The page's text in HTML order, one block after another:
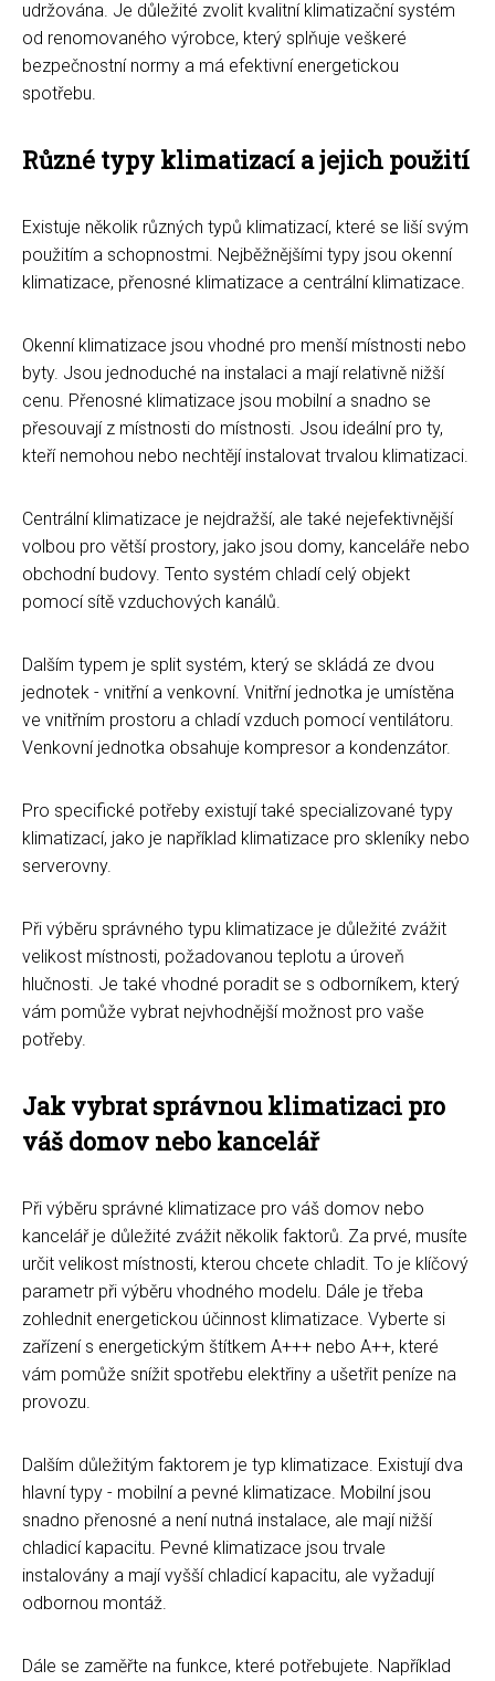
udržována. Je důležité zvolit kvalitní klimatizační systém
od renomovaného výrobce, který splňuje veškeré
bezpečnostní normy a má efektivní energetickou
spotřebu.
Různé typy klimatizací a jejich použití
Existuje několik různých typů klimatizací, které se liší svým
použitím a schopnostmi. Nejběžnějšími typy jsou okenní
klimatizace, přenosné klimatizace a centrální klimatizace.
Okenní klimatizace jsou vhodné pro menší místnosti nebo
byty. Jsou jednoduché na instalaci a mají relativně nižší
cenu. Přenosné klimatizace jsou mobilní a snadno se
přesouvají z místnosti do místnosti. Jsou ideální pro ty,
kteří nemohou nebo nechtějí instalovat trvalou klimatizaci.
Centrální klimatizace je nejdražší, ale také nejefektivnější
volbou pro větší prostory, jako jsou domy, kanceláře nebo
obchodní budovy. Tento systém chladí celý objekt
pomocí sítě vzduchových kanálů.
Dalším typem je split systém, který se skládá ze dvou
jednotek - vnitřní a venkovní. Vnitřní jednotka je umístěna
ve vnitřním prostoru a chladí vzduch pomocí ventilátoru.
Venkovní jednotka obsahuje kompresor a kondenzátor.
Pro specifické potřeby existují také specializované typy
klimatizací, jako je například klimatizace pro skleníky nebo
serverovny.
Při výběru správného typu klimatizace je důležité zvážit
velikost místnosti, požadovanou teplotu a úroveň
hlučnosti. Je také vhodné poradit se s odborníkem, který
vám pomůže vybrat nejvhodnější možnost pro vaše
potřeby.
Jak vybrat správnou klimatizaci pro
váš domov nebo kancelář
Při výběru správné klimatizace pro váš domov nebo
kancelář je důležité zvážit několik faktorů. Za prvé, musíte
určit velikost místnosti, kterou chcete chladit. To je klíčový
parametr při výběru vhodného modelu. Dále je třeba
zohlednit energetickou účinnost klimatizace. Vyberte si
zařízení s energetickým štítkem A+++ nebo A++, které
vám pomůže snížit spotřebu elektřiny a ušetřit peníze na
provozu.
Dalším důležitým faktorem je typ klimatizace. Existují dva
hlavní typy - mobilní a pevné klimatizace. Mobilní jsou
snadno přenosné a není nutná instalace, ale mají nižší
chladicí kapacitu. Pevné klimatizace jsou trvale
instalovány a mají vyšší chladicí kapacitu, ale vyžadují
odbornou montáž.
Dále se zaměřte na funkce, které potřebujete. Například